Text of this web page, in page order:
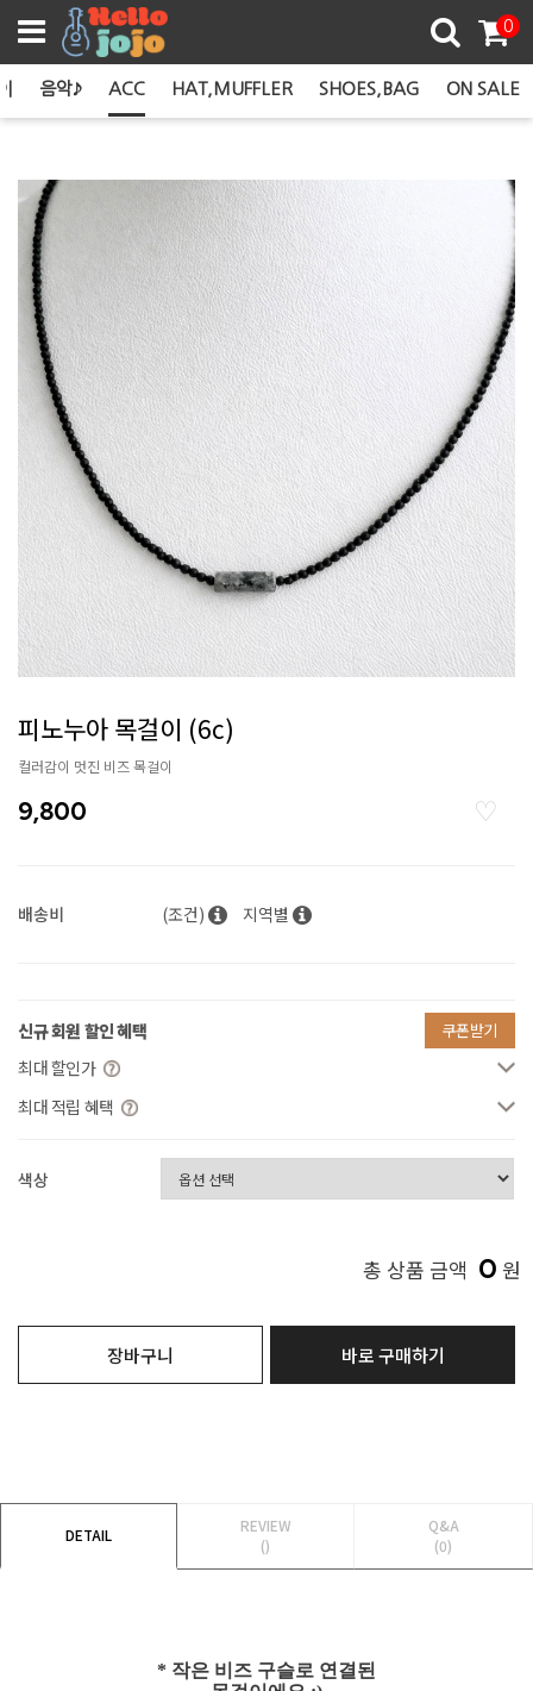
0
음악♪ ACC HAT,MUFFLER SHOES,BAG ON SALE
피노누아 목걸이 (6c)
컬러감이 멋진 비즈 목걸이
9,800
배송비 (조건) 지역별
신규 회원 할인 혜택 쿠폰받기
최대 할인가
최대 적립 혜택
색상
총 상품 금액 0 원
장바구니 바로 구매하기
DETAIL
REVIEW
()
Q&A
(0)
* 작은 비즈 구슬로 연결된